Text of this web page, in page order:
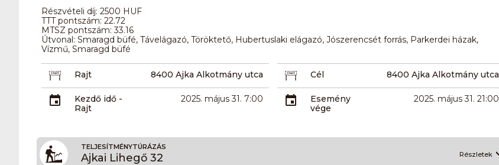
Részvételi díj: 2500 HUF
TTT pontszám: 22.72
MTSZ pontszám: 33.16
Útvonal: Smaragd büfé, Távelágazó, Töröktető, Hubertuslaki elágazó, Jószerencsét forrás, Parkerdei házak,
Vízmű, Smaragd büfé
Rajt 8400 Ajka Alkotmány utca Cél 8400 Ajka Alkotmány utca
Kezdő idő -
Rajt
2025. május 31. 7:00
Esemény
vége
2025. május 31. 21:00
TELJESÍTMÉNYTÚRÁZÁS
Ajkai Lihegő 32 Részletek